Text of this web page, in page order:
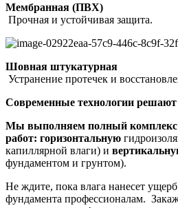
Мембранная (ПВХ)
Прочная и устойчивая защита.
Шовная штукатурная
Устранение протечек и
Современные технологии
Мы выполняем полный комплекс
работ: горизонтальную
капиллярной влаги) и
фундаментом и грунтом).
Не ждите, пока влага нанесет
фундамента профессионалам.